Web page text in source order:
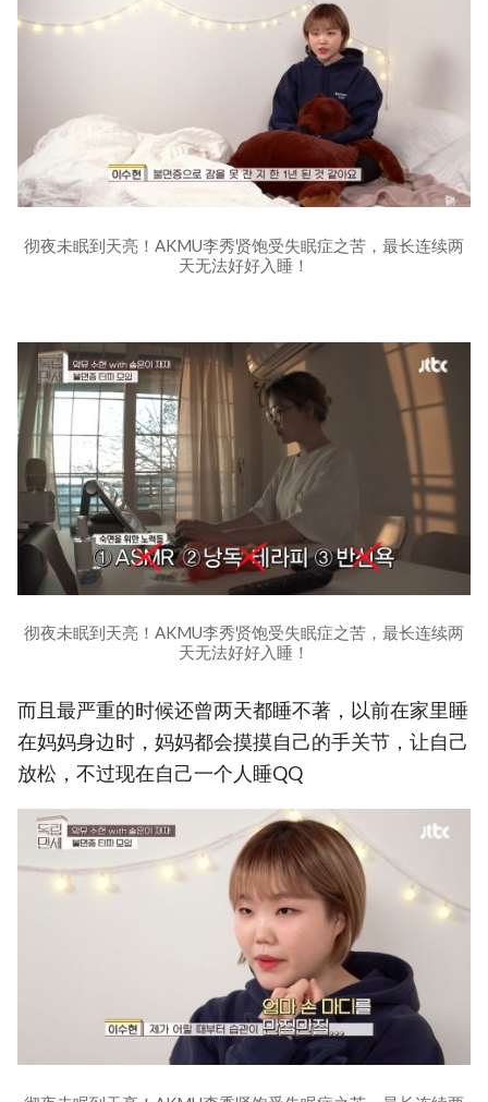
彻夜未眠到天亮！AKMU李秀贤饱受失眠症之苦，最长连续两
天无法好好入睡！
彻夜未眠到天亮！AKMU李秀贤饱受失眠症之苦，最长连续两
天无法好好入睡！
而且最严重的时候还曾两天都睡不著，以前在家里睡
在妈妈身边时，妈妈都会摸摸自己的手关节，让自己
放松，不过现在自己一个人睡QQ